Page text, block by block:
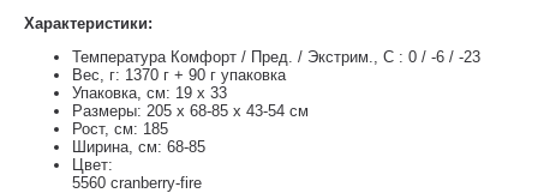
Характеристики:
Температура Комфорт / Пред. / Экстрим., C : 0 / -6 / -23
Вес, г: 1370 г + 90 г упаковка
Упаковка, см: 19 х 33
Размеры: 205 x 68-85 x 43-54 см
Рост, см: 185
Ширина, см: 68-85
Цвет:
5560 cranberry-fire